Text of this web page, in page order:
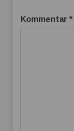
Kommentar *